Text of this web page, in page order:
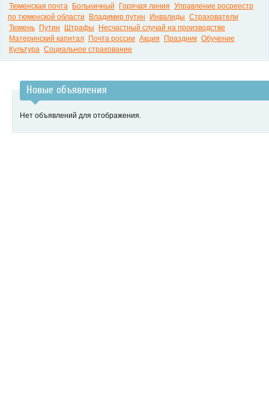
Тюменская почта
Больничный Горячая линия Управление росреестр
по тюменской области
Владимир путин Инвалиды Страхователи
Тюмень
Путин Штрафы
Несчастный случай на производстве
Материнский капитал
Почта россии Акция Праздник Обучение
Культура Социальное страхование
Новые объявления
Нет объявлений для отображения.